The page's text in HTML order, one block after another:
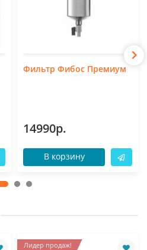
Фильтр Фибос Премиум
14990р.
В корзину
Лидер продаж!